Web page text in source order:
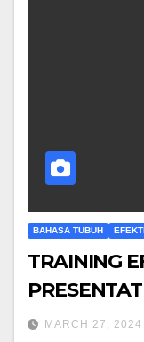
BAHASA TUBUH
TRAINING
MARCH 27, 2024